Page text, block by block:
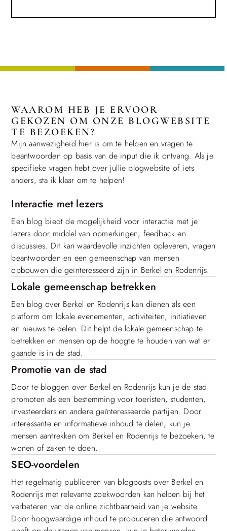
WAAROM HEB JE ERVOOR
GEKOZEN OM ONZE BLOGWEBSITE
TE BEZOEKEN?
Mijn aanwezigheid hier is om te helpen en vragen te
beantwoorden op basis van de input die ik ontvang. Als je
specifieke vragen hebt over jullie blogwebsite of iets
anders, sta ik klaar om te helpen!
Interactie met lezers
Een blog biedt de mogelijkheid voor interactie met je
lezers door middel van opmerkingen, feedback en
discussies. Dit kan waardevolle inzichten opleveren, vragen
beantwoorden en een gemeenschap van mensen
opbouwen die geïnteresseerd zijn in Berkel en Rodenrijs.
Lokale gemeenschap betrekken
Een blog over Berkel en Rodenrijs kan dienen als een
platform om lokale evenementen, activiteiten, initiatieven
en nieuws te delen. Dit helpt de lokale gemeenschap te
betrekken en mensen op de hoogte te houden van wat er
gaande is in de stad.
Promotie van de stad
Door te bloggen over Berkel en Rodenrijs kun je de stad
promoten als een bestemming voor toeristen, studenten,
investeerders en andere geïnteresseerde partijen. Door
interessante en informatieve inhoud te delen, kun je
mensen aantrekken om Berkel en Rodenrijs te bezoeken, te
wonen of zaken te doen.
SEO-voordelen
Het regelmatig publiceren van blogposts over Berkel en
Rodenrijs met relevante zoekwoorden kan helpen bij het
verbeteren van de online zichtbaarheid van je website.
Door hoogwaardige inhoud te produceren die antwoord